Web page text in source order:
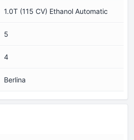
1.0T (115 CV) Ethanol Automatic
5
4
Berlina